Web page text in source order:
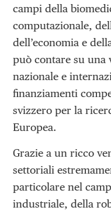
campi della
computazionale,
dell’economia e
può contare su una
nazionale e
finanziamenti
svizzero per la
Europea.
Grazie a un ricco
settoriali
particolare nel
industriale, della